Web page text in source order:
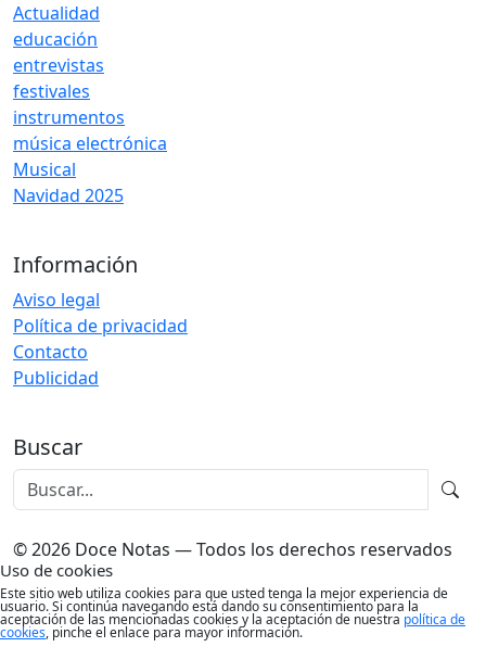
Actualidad
educación
entrevistas
festivales
instrumentos
música electrónica
Musical
Navidad 2025
Información
Aviso legal
Política de privacidad
Contacto
Publicidad
Buscar
© 2026 Doce Notas — Todos los derechos reservados
Uso de cookies
Este sitio web utiliza cookies para que usted tenga la mejor experiencia de
usuario. Si continúa navegando está dando su consentimiento para la
aceptación de las mencionadas cookies y la aceptación de nuestra política de
cookies, pinche el enlace para mayor información.